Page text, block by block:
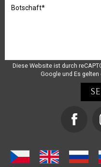
Diese Website ist durch
Google und Es gelten